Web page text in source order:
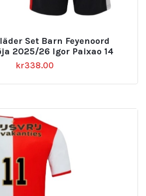
Set Barn Feyenoord
2025/26 Igor Paixao 14
kr338.00